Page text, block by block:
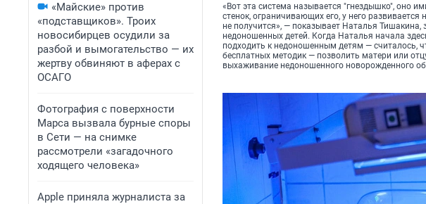
«Майские» против
«подставщиков». Троих
новосибирцев осудили за
разбой и вымогательство — их
жертву обвиняют в аферах с
ОСАГО
Фотография с поверхности
Марса вызвала бурные споры
в Сети — на снимке
рассмотрели «загадочного
ходящего человека»
Apple приняла журналиста за
«Вот эта система называется "гнездышко", оно
стенок, ограничивающих его, у него
не получится», — показывает Наталья
недоношенных детей. Когда Наталья начала
подходить к недоношенным детям — считалось,
бесплатных методик — позволить матери или
выхаживание недоношенного новорожденного